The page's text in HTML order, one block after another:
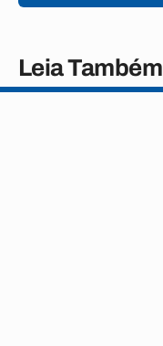
Leia Também